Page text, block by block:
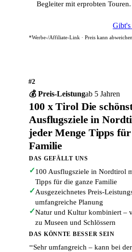
Begleiter mit erprobten Touren.
Gibt's
*Werbe-/Affiliate-Link · Preis kann abweichen
#2
💰 Preis-Leistungab 5 Jahren
100 x Tirol Die
Ausflugsziele in
jeder Menge Tipps für
Familie
DAS GEFÄLLT UNS
✓100 Ausflugsziele in Nordtirol
Tipps für die ganze Familie
✓Ausgezeichnetes Preis-
umfangreiche Planung
✓Natur und Kultur kombiniert –
zu Museen und Schlössern
DAS KÖNNTE BESSER SEIN
−Sehr umfangreich – kann bei